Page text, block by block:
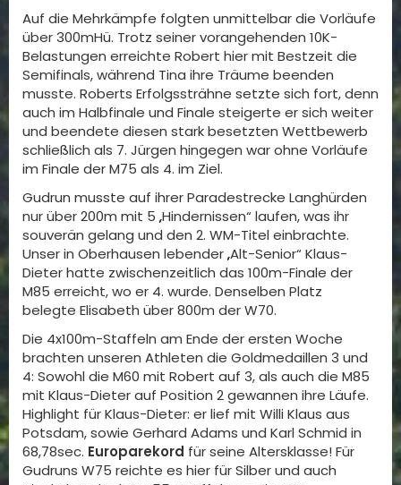
Auf die Mehrkämpfe folgten unmittelbar die Vorläufe
über 300mHü. Trotz seiner vorangehenden 10K-
Belastungen erreichte Robert hier mit Bestzeit die
Semifinals, während Tina ihre Träume beenden
musste. Roberts Erfolgssträhne setzte sich fort, denn
auch im Halbfinale und Finale steigerte er sich weiter
und beendete diesen stark besetzten Wettbewerb
schließlich als 7. Jürgen hingegen war ohne Vorläufe
im Finale der M75 als 4. im Ziel.
Gudrun musste auf ihrer Paradestrecke Langhürden
nur über 200m mit 5 „Hindernissen“ laufen, was ihr
souverän gelang und den 2. WM-Titel einbrachte.
Unser in Oberhausen lebender „Alt-Senior“ Klaus-
Dieter hatte zwischenzeitlich das 100m-Finale der
M85 erreicht, wo er 4. wurde. Denselben Platz
belegte Elisabeth über 800m der W70.
Die 4x100m-Staffeln am Ende der ersten Woche
brachten unseren Athleten die Goldmedaillen 3 und
4: Sowohl die M60 mit Robert auf 3, als auch die M85
mit Klaus-Dieter auf Position 2 gewannen ihre Läufe.
Highlight für Klaus-Dieter: er lief mit Willi Klaus aus
Potsdam, sowie Gerhard Adams und Karl Schmid in
68,78sec. Europarekord für seine Altersklasse! Für
Gudruns W75 reichte es hier für Silber und auch